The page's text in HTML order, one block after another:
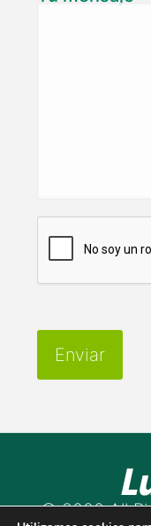
© 2020 All